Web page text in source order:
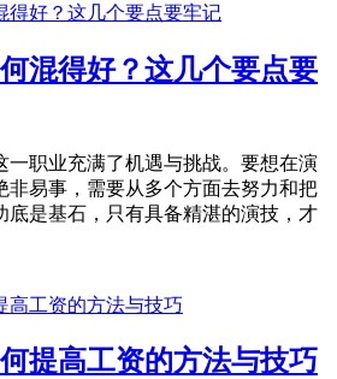
混得好？这几个要点要
一职业充满了机遇与挑战。要想在演
非易事，需要从多个方面去努力和把
底是基石，只有具备精湛的演技，才
提高工资的方法与技巧